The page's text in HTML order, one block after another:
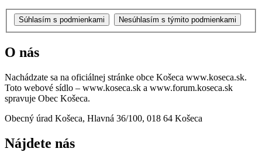
O nás
Nachádzate sa na oficiálnej stránke obce Košeca www.koseca.sk.
Toto webové sídlo – www.koseca.sk a www.forum.koseca.sk
spravuje Obec Košeca.
Obecný úrad Košeca, Hlavná 36/100, 018 64 Košeca
Nájdete nás